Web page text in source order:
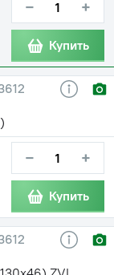
− +
Купить
− +
Купить